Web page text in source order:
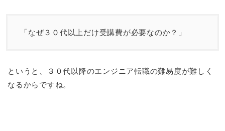
「なぜ３０代以上だけ受講費が必要なのか？」
というと、３０代以降のエンジニア転職の難易度が難しく
なるからですね。